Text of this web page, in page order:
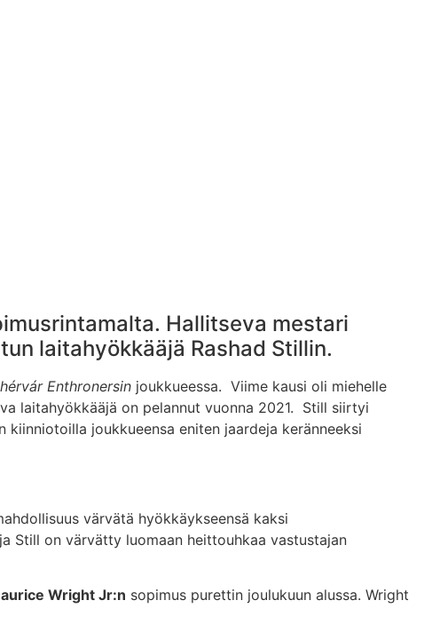
Hallitseva mestari
laitahyökkääjä Rashad Stillin.
Enthronersin joukkueessa. Viime kausi oli miehelle
laitahyökkääjä on pelannut vuonna 2021. Still siirtyi
joukkueensa eniten jaardeja keränneeksi
värvätä hyökkäykseensä kaksi
ja Still on värvätty luomaan heittouhkaa vastustajan
Wright Jr:n sopimus purettin joulukuun alussa. Wright